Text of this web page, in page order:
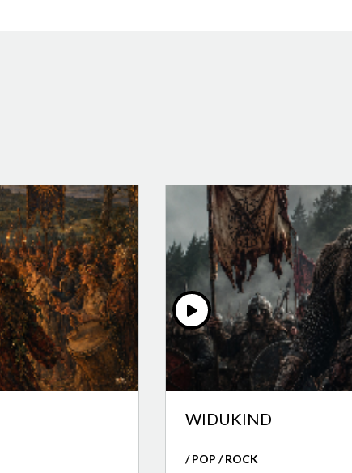
WIDUKIND
/ POP / ROCK